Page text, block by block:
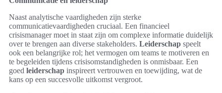
Naast analytische vaardigheden zijn sterke
communicatievaardigheden cruciaal. Een financieel
crisismanager moet in staat zijn om complexe informatie duidelijk
over te brengen aan diverse stakeholders. Leiderschap speelt
ook een belangrijke rol; het vermogen om teams te motiveren en
te begeleiden tijdens crisisomstandigheden is onmisbaar. Een
goed leiderschap inspireert vertrouwen en toewijding, wat de
kans op een succesvolle uitkomst vergroot.